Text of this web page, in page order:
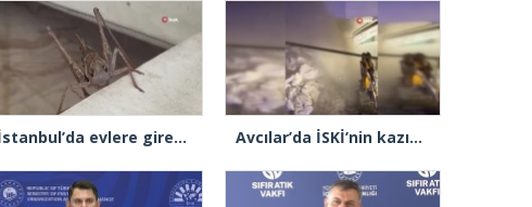
İstanbul’da evlere giren dev çekirgeler paniğe neden oldu Avcılar’da İSKİ’nin kazısı sırasında su borusu delindi, su metrelerce yüksekliğe fışkırdı